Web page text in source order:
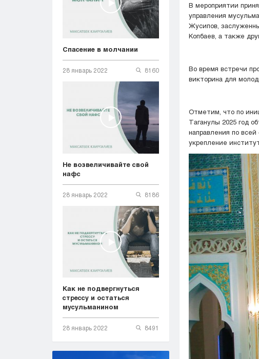
Спасение в молчании
28 январь 2022 8160
Не возвеличивайте свой
нафс
28 январь 2022 8186
Как не подвергнуться
стрессу и остаться
мусульманином
28 январь 2022 8491
В мероприятии
управления
Жусипов,
Копбаев, а также
Во время встречи
викторина для
Отметим, что по
Таганулы 2025 год
направления по
укрепление